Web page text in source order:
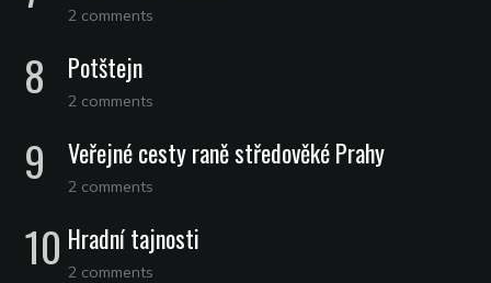
2 comments
Potštejn
2 comments
Veřejné cesty raně středověké Prahy
2 comments
Hradní tajnosti
2 comments